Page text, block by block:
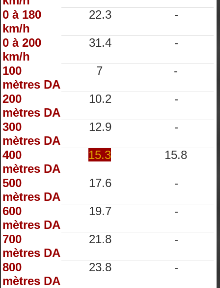
0 à 180
km/h
22.3 -
0 à 200
km/h
31.4 -
100
mètres DA
7 -
200
mètres DA
10.2 -
300
mètres DA
12.9 -
400
mètres DA
15.3 15.8
500
mètres DA
17.6 -
600
mètres DA
19.7 -
700
mètres DA
21.8 -
800
mètres DA
23.8 -